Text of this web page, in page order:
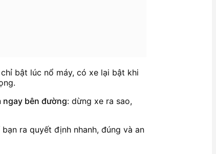
bật lúc nổ máy, có xe lại bật khi
ngay bên đường: dừng xe ra sao,
ra quyết định nhanh, đúng và an